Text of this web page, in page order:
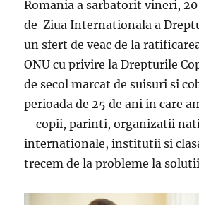
Romania a sarbatorit vineri,
de Ziua Internationala a
un sfert de veac de la
ONU cu privire la Drepturile
de secol marcat de suisuri si
perioada de 25 de ani in care
– copii, parinti, organizatii
internationale, institutii si
trecem de la probleme la